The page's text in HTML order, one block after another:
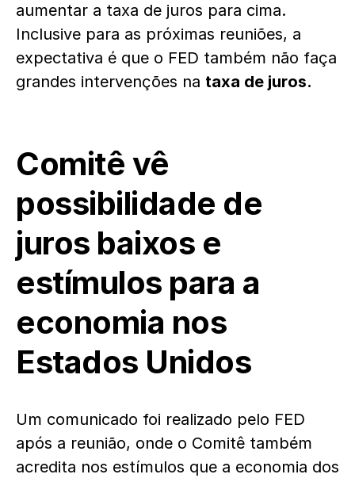
aumentar a taxa de juros para cima.
Inclusive para as próximas reuniões, a
expectativa é que o FED também não faça
grandes intervenções na taxa de juros.
Comitê vê
possibilidade de
juros baixos e
estímulos para a
economia nos
Estados Unidos
Um comunicado foi realizado pelo FED
após a reunião, onde o Comitê também
acredita nos estímulos que a economia dos